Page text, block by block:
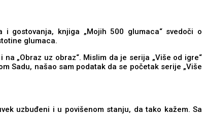
gostovanja, knjiga „Mojih 500 glumaca“ svedoči o
glumaca.
„Obraz uz obraz“. Mislim da je serija „Više od igre“
Sadu, našao sam podatak da se početak serije „Više
uzbuđeni i u povišenom stanju, da tako kažem. Sa